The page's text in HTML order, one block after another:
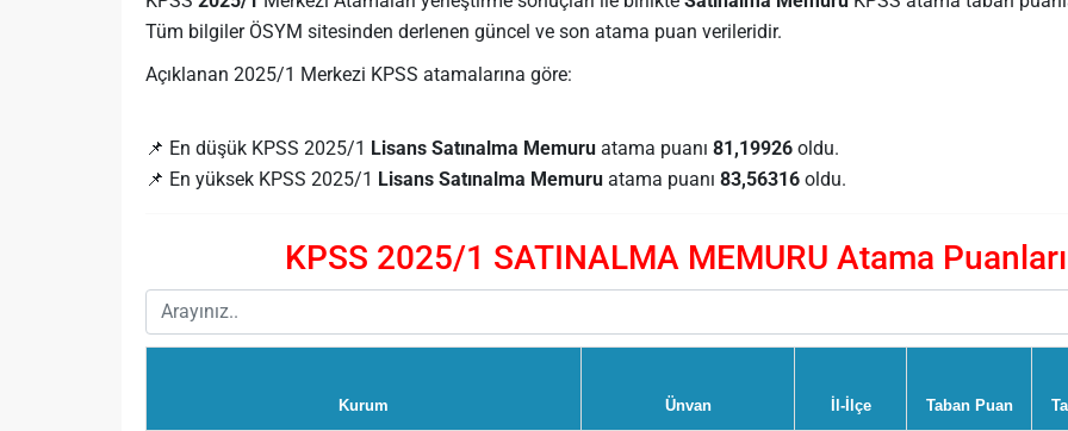
Tüm bilgiler ÖSYM sitesinden derlenen güncel ve son atama puan verileridir.
Açıklanan 2025/1 Merkezi KPSS atamalarına göre:
📌 En düşük KPSS 2025/1 Lisans Satınalma Memuru atama puanı 81,19926 oldu.
📌 En yüksek KPSS 2025/1 Lisans Satınalma Memuru atama puanı 83,56316 oldu.
KPSS 2025/1 SATINALMA MEMURU Atama
Kurum Ünvan İl-İlçe Taban Puan